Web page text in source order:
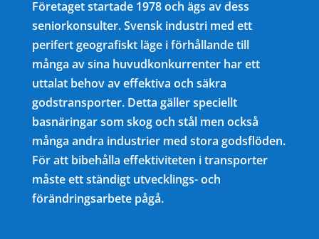
Företaget startade 1978 och ägs av dess
seniorkonsulter. Svensk industri med ett
perifert geografiskt läge i förhållande till
många av sina huvudkonkurrenter har ett
uttalat behov av effektiva och säkra
godstransporter. Detta gäller speciellt
basnäringar som skog och stål men också
många andra industrier med stora godsflöden.
För att bibehålla effektiviteten i transporter
måste ett ständigt utvecklings- och
förändringsarbete pågå.